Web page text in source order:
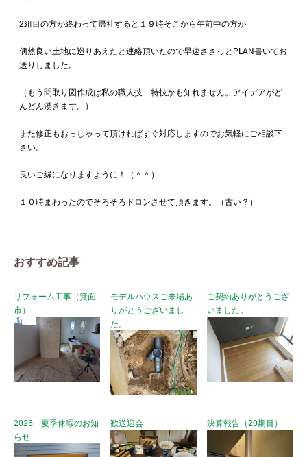
2組目の方が終わって帰社すると１９時そこから午前中の方が
偶然良い土地に巡りあえたと連絡頂いたので早速ささっとPLAN書いてお
送りしました。
（もう間取り図作成は私の職人技 特技かも知れません。アイデアがど
んどん湧きます。）
また修正もおっしゃって頂ければすぐ対応しますのでお気軽にご相談下
さい。
良いご縁になりますように！（＾＾）
１０時まわったのでそろそろドロンさせて頂きます。（古い？）
おすすめ記事
リフォーム工事（箕面
市）
モデルハウスご来場あ
りがとうございまし
た。
ご契約ありがとうござ
いました。
2026 夏季休暇のお知
らせ
歓送迎会 決算報告（20期目）